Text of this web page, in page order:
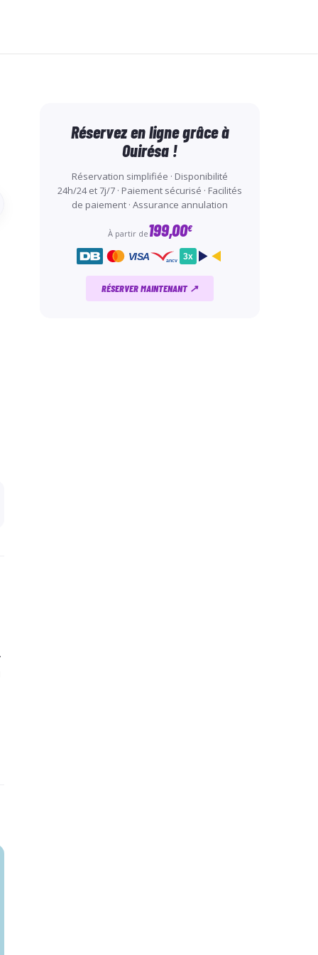
Réservez en ligne grâce à
Ouirésa !
Réservation simplifiée · Disponibilité
24h/24 et 7j/7 · Paiement sécurisé · Facilités
de paiement · Assurance annulation
À partir de199,00€
VISA ancv 3x
RÉSERVER MAINTENANT ↗